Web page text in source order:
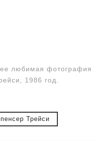
любимая фотография
1986 год.
Трейси